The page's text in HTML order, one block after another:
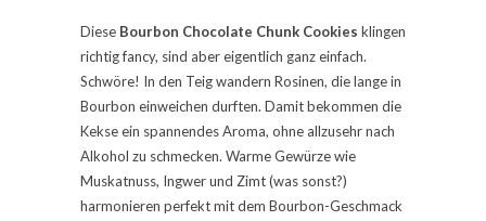
Diese Bourbon Chocolate Chunk Cookies klingen
richtig fancy, sind aber eigentlich ganz einfach.
Schwöre! In den Teig wandern Rosinen, die lange in
Bourbon einweichen durften. Damit bekommen die
Kekse ein spannendes Aroma, ohne allzusehr nach
Alkohol zu schmecken. Warme Gewürze wie
Muskatnuss, Ingwer und Zimt (was sonst?)
harmonieren perfekt mit dem Bourbon-Geschmack